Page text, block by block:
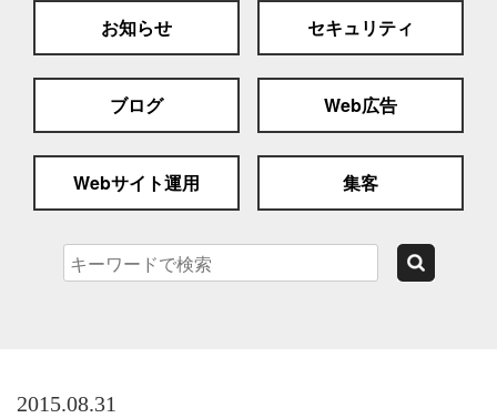
お知らせ セキュリティ
ブログ Web広告
Webサイト運用 集客
2015.08.31